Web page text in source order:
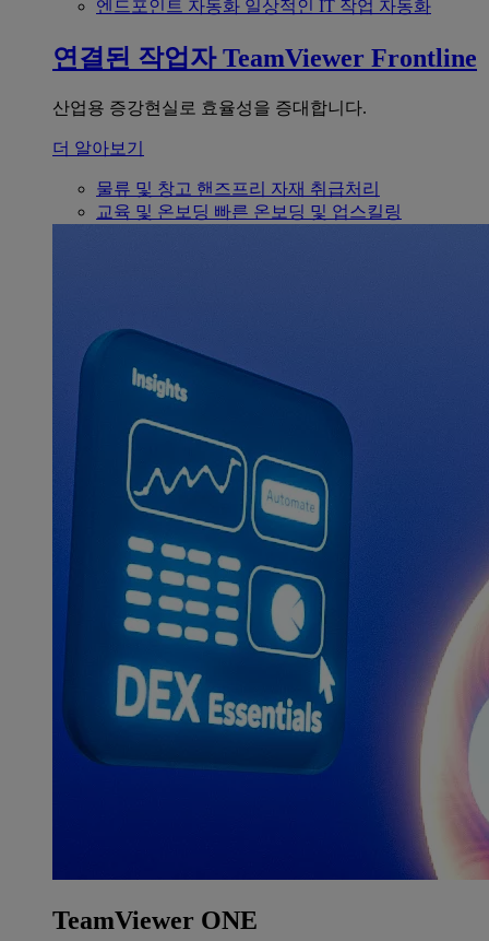
엔드포인트 자동화 일상적인 IT 작업 자동화
연결된 작업자 TeamViewer Frontline
산업용 증강현실로 효율성을 증대합니다.
더 알아보기
물류 및 창고 핸즈프리 자재 취급처리
교육 및 온보딩 빠른 온보딩 및 업스킬링
TeamViewer ONE